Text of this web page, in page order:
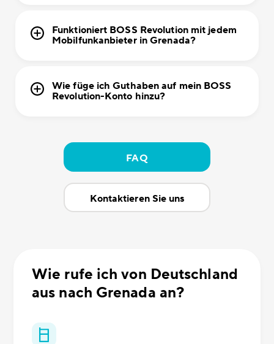
Funktioniert BOSS Revolution mit jedem
Mobilfunkanbieter in Grenada?
Wie füge ich Guthaben auf mein BOSS
Revolution-Konto hinzu?
FAQ
Kontaktieren Sie uns
Wie rufe ich von Deutschland
aus nach Grenada an?